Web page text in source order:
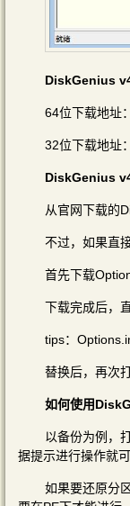
DiskGenius
64位下载地址
32位下载地址
DiskGenius
从官网下载的
不过，如果直
首先下载
下载完成后，
tips：
替换后，再次
如何使用
以备份为例，
据提示进行操作就
如果要还原分